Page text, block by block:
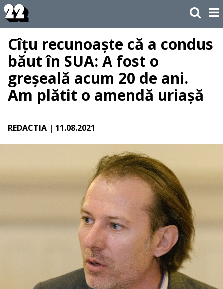
Cîțu recunoaște că a condus
băut în SUA: A fost o
greșeală acum 20 de ani.
Am plătit o amendă uriașă
REDACTIA | 11.08.2021